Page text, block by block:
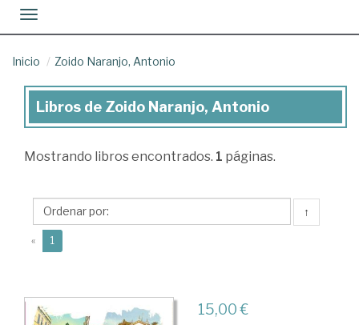
Toggle navigation
Inicio Zoido Naranjo, Antonio
Libros
Zoido
Antonio
Libros de Zoido Naranjo, Antonio
Mostrando libros encontrados. 1 páginas.
↑
« 1
15,00 €